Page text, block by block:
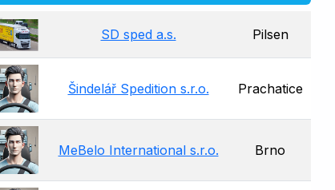
SD sped a.s. Pilsen
Šindelář Spedition s.r.o. Prachatice
MeBelo International s.r.o. Brno